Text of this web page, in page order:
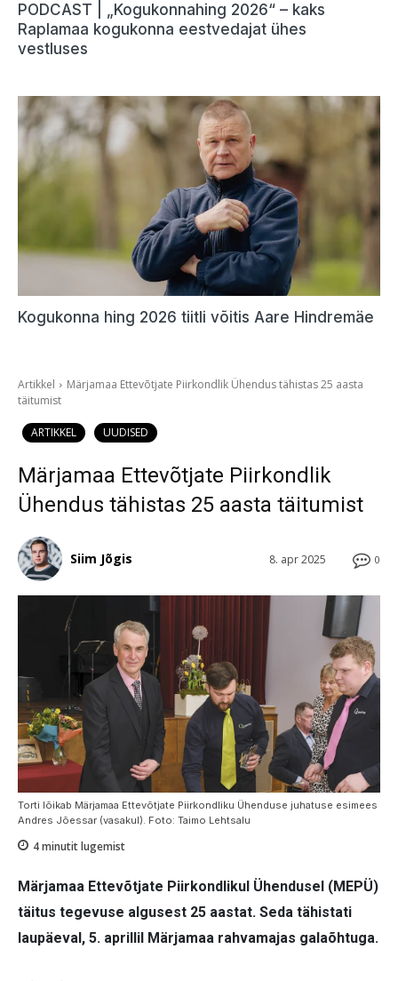
PODCAST | „Kogukonnahing 2026“ – kaks
Raplamaa kogukonna eestvedajat ühes
vestluses
Kogukonna hing 2026 tiitli võitis Aare Hindremäe